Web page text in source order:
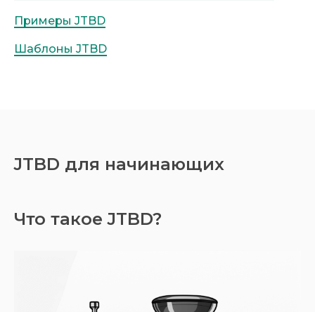
Примеры JTBD
Шаблоны JTBD
JTBD для начинающих
Что такое JTBD?